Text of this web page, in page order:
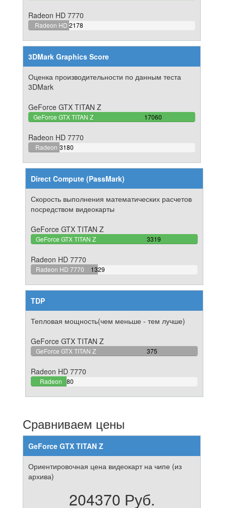
Radeon HD 7770
Radeon HD 2178
24.48016185231%
3DMark Graphics Score
Оценка производительности по данным теста
3DMark
GeForce GTX TITAN Z
GeForce GTX TITAN Z 17060
100%
Radeon HD 7770
Radeon 3180
18.640093786635%
Direct Compute (PassMark)
Скорость выполнения математических расчетов
посредством видеокарты
GeForce GTX TITAN Z
GeForce GTX TITAN Z 3319
100%
Radeon HD 7770
Radeon HD 7770 1329
40.042181379934%
TDP
Тепловая мощность(чем меньше - тем лучше)
GeForce GTX TITAN Z
GeForce GTX TITAN Z 375
100%
Radeon HD 7770
Radeon 80
21.333333333333%
Сравниваем цены
GeForce GTX TITAN Z
Ориентировочная цена видеокарт на чипе (из
архива)
204370 Руб.